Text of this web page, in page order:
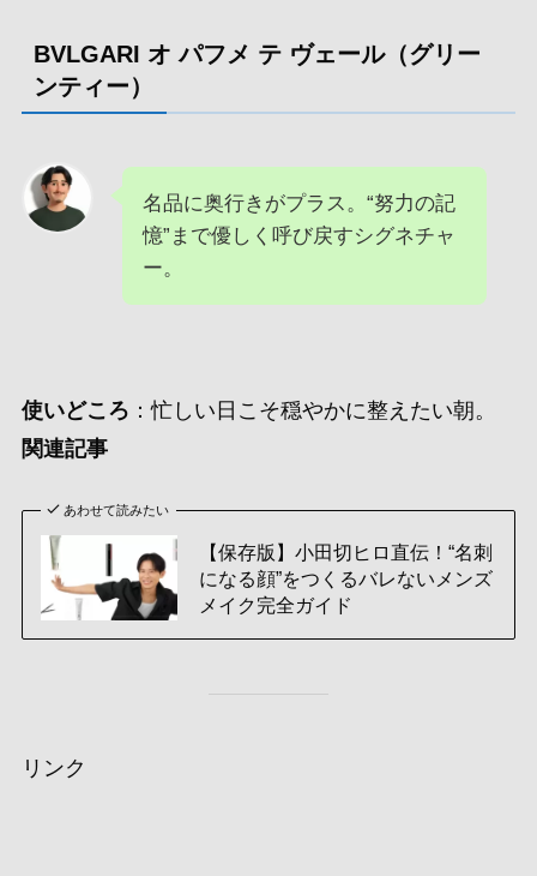
BVLGARI オ パフメ テ ヴェール（グリー
ンティー）
名品に奥行きがプラス。“努力の記
憶”まで優しく呼び戻すシグネチャ
ー。
使いどころ ：忙しい日こそ穏やかに整えたい朝。
関連記事
あわせて読みたい
【保存版】小田切ヒロ直伝！“名刺
になる顔”をつくるバレないメンズ
メイク完全ガイド
リンク